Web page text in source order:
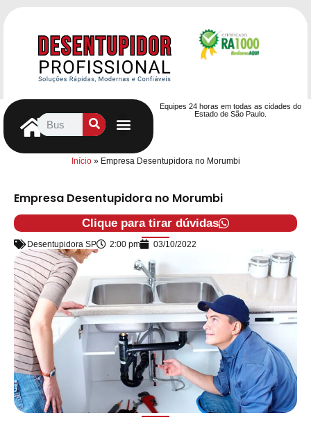
Equipes 24 horas em todas as cidades do
Estado de São Paulo.
Início» Empresa Desentupidora no Morumbi
Empresa Desentupidora no Morumbi
Clique para tirar dúvidas
Desentupidora SP 2:00 pm 03/10/2022